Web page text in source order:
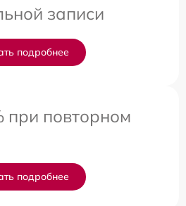
записи
подробнее
при повторном
подробнее